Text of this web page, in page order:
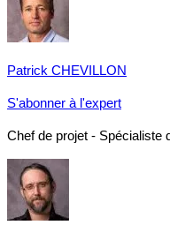
Patrick CHEVILLON
S'abonner à l'expert
Chef de projet - Spécialiste